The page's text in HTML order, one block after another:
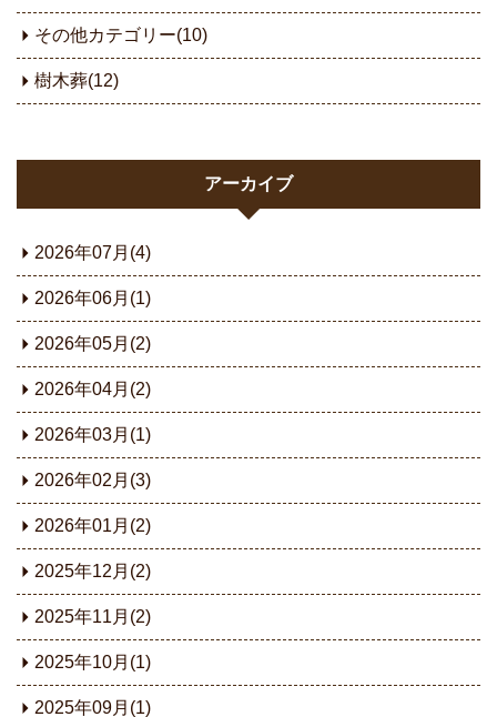
その他カテゴリー(10)
樹木葬(12)
アーカイブ
2026年07月(4)
2026年06月(1)
2026年05月(2)
2026年04月(2)
2026年03月(1)
2026年02月(3)
2026年01月(2)
2025年12月(2)
2025年11月(2)
2025年10月(1)
2025年09月(1)